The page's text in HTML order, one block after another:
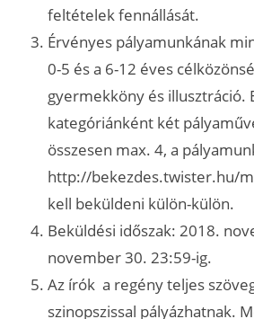
feltételek fennállását.
Érvényes pályamunkának
0-5 és a 6-12 éves
gyermekköny és illusztráció.
kategóriánként két
összesen max. 4, a
http://bekezdes.twister.hu/
kell beküldeni külön-külön.
Beküldési időszak: 2018.
november 30. 23:59-ig.
Az írók a regény teljes
szinopszissal pályázhatnak.